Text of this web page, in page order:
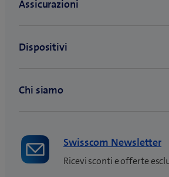
Swisscom Newsletter
Ricevi sconti e offerte